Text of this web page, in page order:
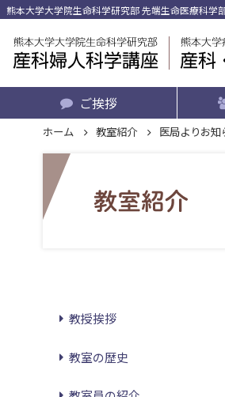
熊本大学大学院生命科学研究部 先端生命医療科
ご挨拶
ホーム 教室紹介 医局よりお知
教授挨拶
教室の歴史